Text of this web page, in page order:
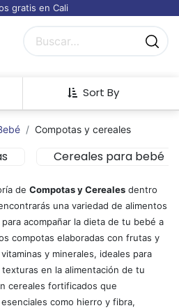
gratis en Cali
Sort By
Compotas y cereales
Cereales para bebé
de Compotas y Cereales dentro
una variedad de alimentos
acompañar la dieta de tu bebé a
compotas elaboradas con frutas y
y minerales, ideales para
en la alimentación de tu
cereales fortificados que
como hierro y fibra,